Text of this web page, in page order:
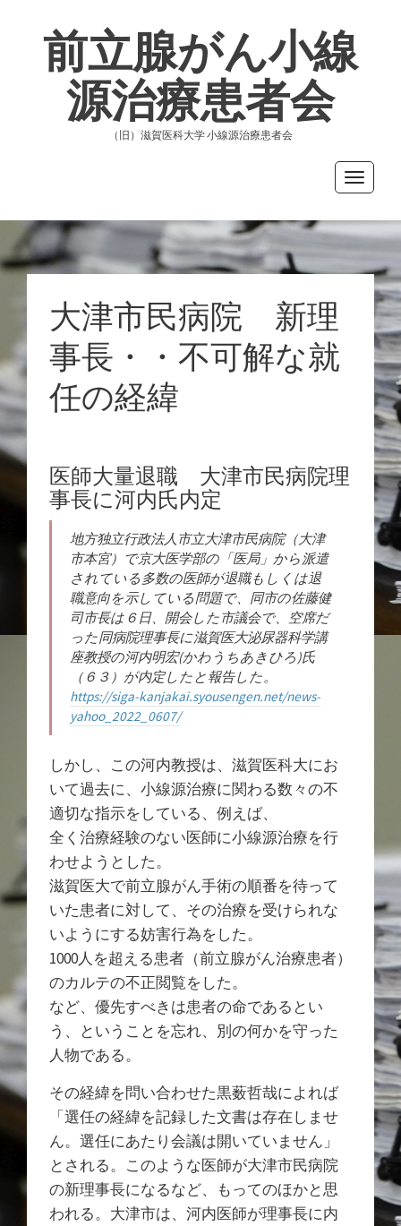
前立腺がん小線
源治療患者会
（旧）滋賀医科大学 小線源治療患者会
Toggle
大津市民病院 新理
事長・・不可解な就
任の経緯
医師大量退職 大津市民病院理
事長に河内氏内定
地方独立行政法人市立大津市民病院（大津
市本宮）で京大医学部の「医局」から派遣
されている多数の医師が退職もしくは退
職意向を示している問題で、同市の佐藤健
司市長は６日、開会した市議会で、空席だ
った同病院理事長に滋賀医大泌尿器科学講
座教授の河内明宏(かわうちあきひろ)氏
（６３）が内定したと報告した。
https://siga-kanjakai.syousengen.net/news-
yahoo_2022_0607/
しかし、この河内教授は、滋賀医科大にお
いて過去に、小線源治療に関わる数々の不
適切な指示をしている、例えば、
全く治療経験のない医師に小線源治療を行
わせようとした。
滋賀医大で前立腺がん手術の順番を待って
いた患者に対して、その治療を受けられな
いようにする妨害行為をした。
1000人を超える患者（前立腺がん治療患者）
のカルテの不正閲覧をした。
など、優先すべきは患者の命であるとい
う、ということを忘れ、別の何かを守った
人物である。
その経緯を問い合わせた黒薮哲哉によれば
「選任の経緯を記録した文書は存在しませ
ん。選任にあたり会議は開いていません」
とされる。このような医師が大津市民病院
の新理事長になるなど、もってのほかと思
われる。大津市は、河内医師が理事長に内